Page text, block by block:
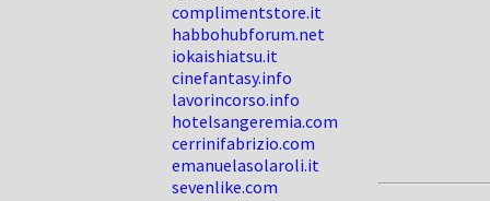
complimentstore.it
habbohubforum.net
iokaishiatsu.it
cinefantasy.info
lavorincorso.info
hotelsangeremia.com
cerrinifabrizio.com
emanuelasolaroli.it
sevenlike.com